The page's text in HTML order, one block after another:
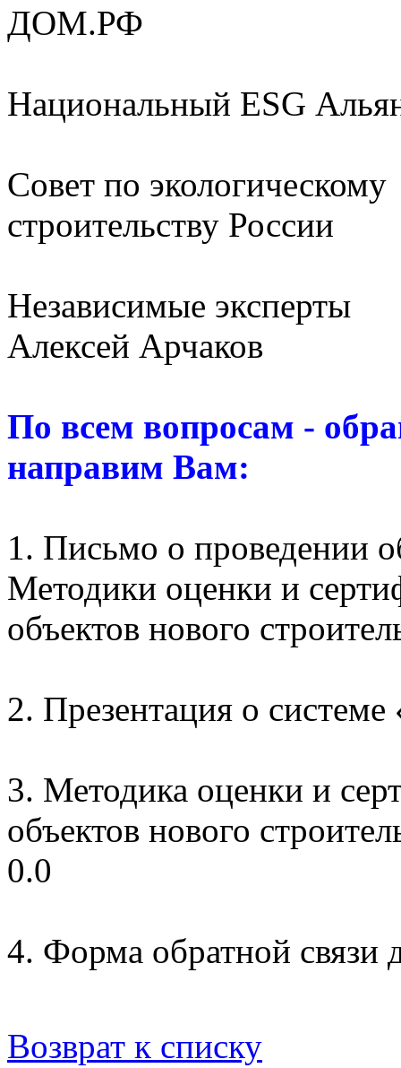
ДОМ.РФ
Национальный ESG
Совет по экологическому
строительству России
Независимые эксперты
Алексей Арчаков
По всем вопросам -
направим Вам:
1. Письмо о проведении
Методики оценки и
объектов нового
2. Презентация о системе
3. Методика оценки и
объектов нового
0.0
4. Форма обратной связи
Возврат к списку